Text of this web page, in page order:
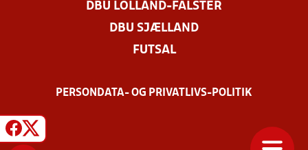
DBU LOLLAND-FALSTER
DBU SJÆLLAND
FUTSAL
PERSONDATA- OG PRIVATLIVS-POLITIK